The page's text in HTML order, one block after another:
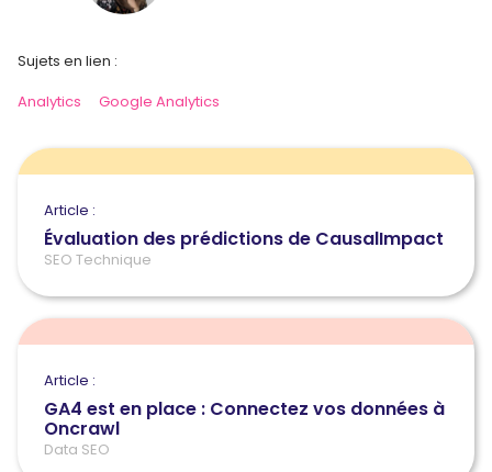
Sujets en lien :
Analytics
Google Analytics
Article :
Évaluation des prédictions de CausalImpact
SEO Technique
Article :
GA4 est en place : Connectez vos données à
Oncrawl
Data SEO